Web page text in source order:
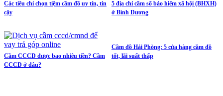
Các tiêu chí chọn tiệm cầm đồ uy tín, tin
cậy
5 địa chỉ cầm sổ bảo hiểm xã hội (BHXH)
ở Bình Dương
Cầm CCCD được bao nhiêu tiền? Cầm
CCCD ở đâu?
Cầm đồ Hải Phòng: 5 cửa hàng cầm đồ
tốt, lãi suất thấp